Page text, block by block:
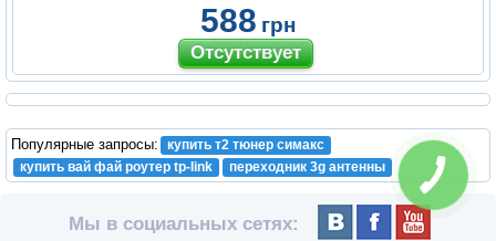
588 грн
Популярные запросы:
купить т2 тюнер симакс
купить вай фай роутер tp-link
переходник 3g антенны
Мы в социальных сетях: